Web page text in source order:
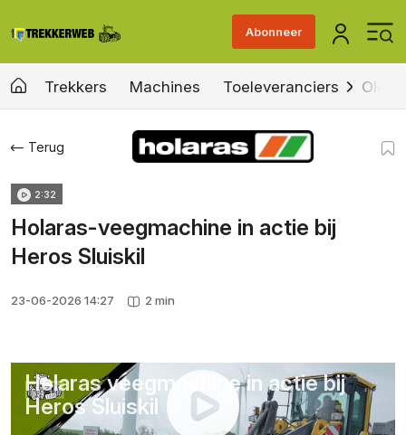
Abonneer
Trekkers Machines Toeleveranciers Old &
Terug
2:32
Holaras-veegmachine in actie bij
Heros Sluiskil
23-06-2026 14:27 2 min
Holaras veegmachine in actie bij
Heros Sluiskil